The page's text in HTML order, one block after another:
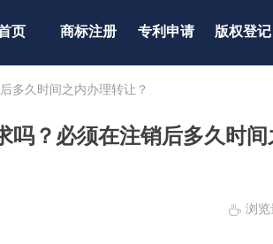
页 商标注册 专利申请 版权登记
吗？必须在注销后多久时间
多久时间之内办理转让？
ꄘ 浏览